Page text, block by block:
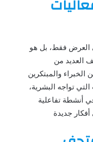
العرض فقط، بل هو
العديد من
والمبتكرين
تواجه البشرية،
أنشطة تفاعلية
أفكار جديدة